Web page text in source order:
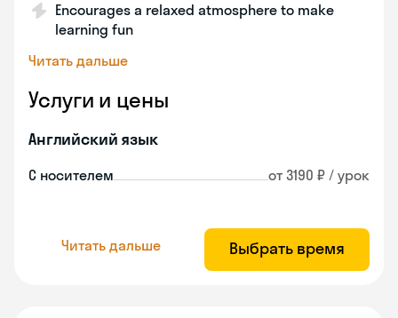
Encourages a relaxed atmosphere to make
learning fun
Читать дальше
Услуги и цены
Английский язык
С носителем от 3190 ₽ / урок
Читать дальше Выбрать время